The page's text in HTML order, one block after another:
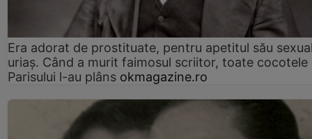
Era adorat de prostituate, pentru apetitul său
uriaș. Când a murit faimosul scriitor, toate cocotele
Parisului l-au plâns okmagazine.ro